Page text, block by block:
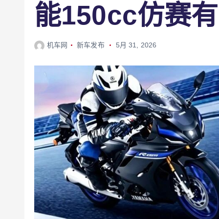
能150cc仿赛
机车网 新车发布 5月 31, 2026